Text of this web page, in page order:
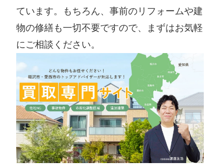
ています。もちろん、事前のリフォームや建
物の修繕も一切不要ですので、まずはお気軽
にご相談ください。